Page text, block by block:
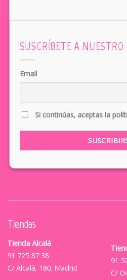
SUSCRÍBETE A
Email
Si continúas, aceptas la
Tiendas
Tienda Alcalá
91 725 87 38
C/ Alcalá, 180. Madrid
91
C/